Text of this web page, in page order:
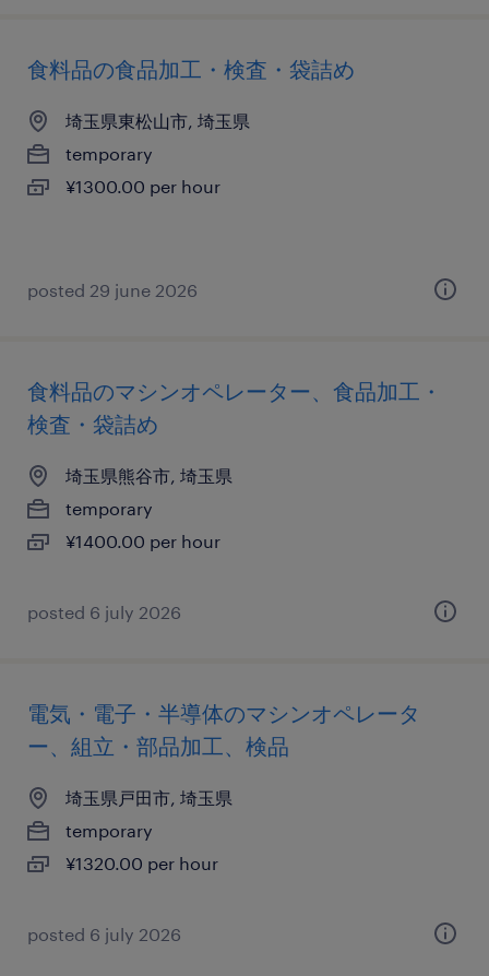
食料品の食品加工・検査・袋詰め
埼玉県東松山市, 埼玉県
temporary
¥1300.00 per hour
posted 29 june 2026
食料品のマシンオペレーター、食品加工・
検査・袋詰め
埼玉県熊谷市, 埼玉県
temporary
¥1400.00 per hour
posted 6 july 2026
電気・電子・半導体のマシンオペレータ
ー、組立・部品加工、検品
埼玉県戸田市, 埼玉県
temporary
¥1320.00 per hour
posted 6 july 2026